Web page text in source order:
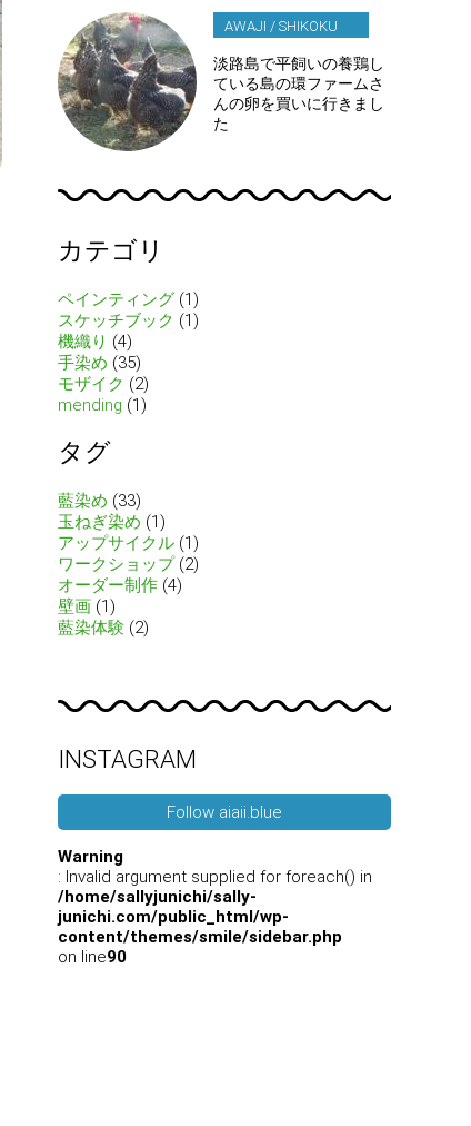
AWAJI / SHIKOKU
淡路島で平飼いの養鶏し
ている島の環ファームさ
んの卵を買いに行きまし
た
カテゴリ
ペインティング (1)
スケッチブック (1)
機織り (4)
手染め (35)
モザイク (2)
mending (1)
タグ
藍染め (33)
玉ねぎ染め (1)
アップサイクル (1)
ワークショップ(2)
オーダー制作 (4)
壁画 (1)
藍染体験 (2)
INSTAGRAM
Follow aiaii.blue
Warning
: Invalid argument supplied for foreach() in
/home/sallyjunichi/sally-
junichi.com/public_html/wp-
content/themes/smile/sidebar.php
on line90